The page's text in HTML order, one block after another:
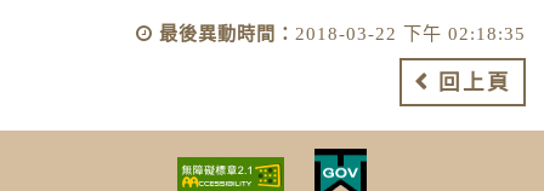
最後異動時間： 2018-03-22 下午 02:18:35
回上頁